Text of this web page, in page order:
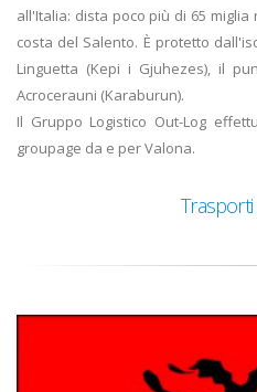
all'Italia: dista poco più di 65
costa del Salento. È protetto
Linguetta (Kepi i Gjuhezes), il
Acrocerauni (Karaburun).
Il Gruppo Logistico Out-Log
groupage da e per Valona.
Trasporti